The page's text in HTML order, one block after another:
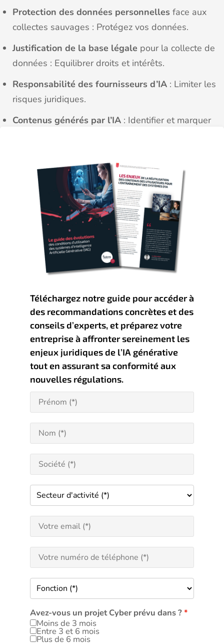
Protection des données personnelles face aux
collectes sauvages : Protégez vos données.
Justification de la base légale pour la collecte de
données : Equilibrer droits et intérêts.
Responsabilité des fournisseurs d’IA : Limiter les
risques juridiques.
Contenus générés par l’IA : Identifier et marquer
modifiés par l’IA: Assurez la transparence.
Téléchargez notre guide pour accéder à
des recommandations concrètes et des
conseils d’experts, et préparez votre
entreprise à affronter sereinement les
enjeux juridiques de l’IA générative
tout en assurant sa conformité aux
nouvelles régulations.
Avez-vous un projet Cyber prévu dans ?
Moins de 3 mois
Entre 3 et 6 mois
Plus de 6 mois